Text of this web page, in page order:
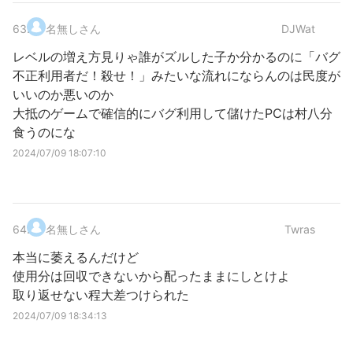
63. 名無しさん DJWat
レベルの増え方見りゃ誰がズルした子か分かるのに「バグ
不正利用者だ！殺せ！」みたいな流れにならんのは民度が
いいのか悪いのか
大抵のゲームで確信的にバグ利用して儲けたPCは村八分
食うのにな
2024/07/09 18:07:10
64. 名無しさん Twras
本当に萎えるんだけど
使用分は回収できないから配ったままにしとけよ
取り返せない程大差つけられた
2024/07/09 18:34:13